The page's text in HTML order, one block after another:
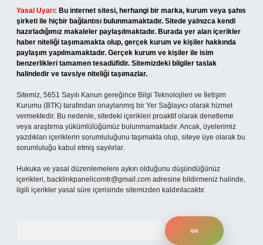
Yasal Uyarı: Bu internet sitesi, herhangi bir marka, kurum veya şahıs
şirketi ile hiçbir bağlantısı bulunmamaktadır. Sitede yalnızca kendi
hazırladığımız makaleler paylaşılmaktadır. Burada yer alan içerikler
haber niteliği taşımamakta olup, gerçek kurum ve kişiler hakkında
paylaşım yapılmamaktadır. Gerçek kurum ve kişiler ile isim
benzerlikleri tamamen tesadüfidir. Sitemizdeki bilgiler taslak
halindedir ve tavsiye niteliği taşımazlar.
Sitemiz, 5651 Sayılı Kanun gereğince Bilgi Teknolojileri ve İletişim
Kurumu (BTK) tarafından onaylanmış bir Yer Sağlayıcı olarak hizmet
vermektedir. Bu nedenle, sitedeki içerikleri proaktif olarak denetleme
veya araştırma yükümlülüğümüz bulunmamaktadır. Ancak, üyelerimiz
yazdıkları içeriklerin sorumluluğunu taşımakta olup, siteye üye olarak bu
sorumluluğu kabul etmiş sayılırlar.
Hukuka ve yasal düzenlemelere aykırı olduğunu düşündüğünüz
içerikleri, backlinkpanelicomtr@gmail.com adresine bildirmeniz halinde,
ilgili içerikler yasal süre içerisinde sitemizden kaldırılacaktır.